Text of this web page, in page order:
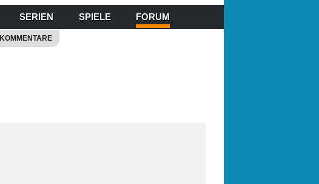
SERIEN SPIELE FORUM
KOMMENTARE